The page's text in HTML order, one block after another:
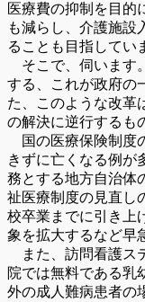
医療費の抑制を目的
も減らし、介護施設
ることも目指してい
そこで、伺います
する、これが政府の
た、このような改革
の解決に逆行するも
国の医療保険制度
きずに亡くなる例が
務とする地方自治体
祉医療制度の見直し
校卒業までに引き上
象を拡大するなど早
また、訪問看護ス
院では無料である乳
外の成人難病患者の